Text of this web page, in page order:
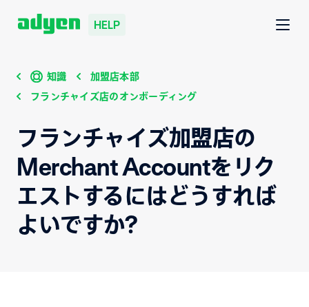
HELP
知識 加盟店本部
フランチャイズ店のオンボーディング
フランチャイズ加盟店の
Merchant Accountをリク
エストするにはどうすれば
よいですか?